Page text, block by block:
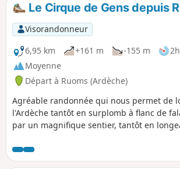
Le Cirque de Gens depuis
Visorandonneur
6,95 km
+161 m -155 m
Moyenne
Départ à Ruoms (Ardèche)
Agréable randonnée qui nous permet de
l'Ardèche tantôt en surplomb à flanc de
par un magnifique sentier, tantôt en
facile d'accès.